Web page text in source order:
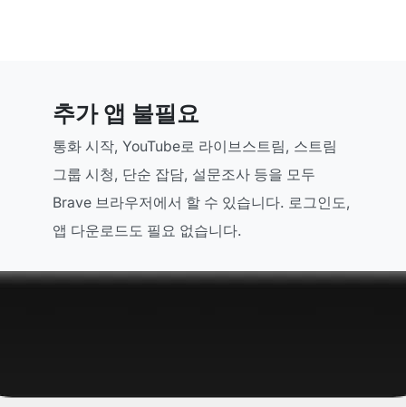
추가 앱 불필요
통화 시작, YouTube로 라이브스트림, 스트림
그룹 시청, 단순 잡담, 설문조사 등을 모두
Brave 브라우저에서 할 수 있습니다. 로그인도,
앱 다운로드도 필요 없습니다.